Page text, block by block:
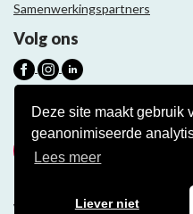
Deze site maakt gebruik
geanonimiseerde
Lees meer
Liever niet
Samenwerkingspartners
Volg ons
Nieuwsbrief
Meld je aan
Website ontwikkeling door Eenvoud.